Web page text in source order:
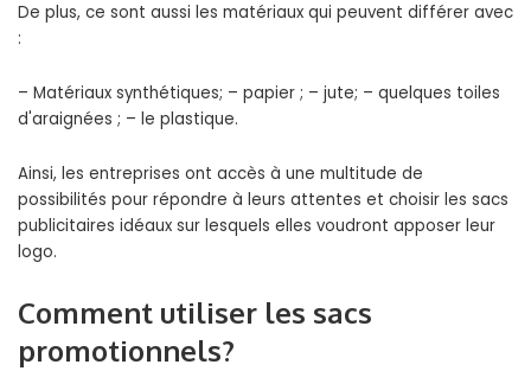
De plus, ce sont aussi les matériaux qui peuvent différer avec
:
– Matériaux synthétiques; – papier ; – jute; – quelques toiles
d'araignées ; – le plastique.
Ainsi, les entreprises ont accès à une multitude de
possibilités pour répondre à leurs attentes et choisir les sacs
publicitaires idéaux sur lesquels elles voudront apposer leur
logo.
Comment utiliser les sacs
promotionnels?